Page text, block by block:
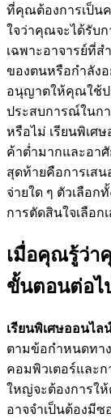
ที่คุณต้องการเป็น
ใจว่าคุณจะได้รับ
เฉพาะอาจารย์ที่
ของตนหรือกำลังอ
อนุญาตให้คุณใช้
ประสบการณ์ในก
หรือไม่ เรียนพิเศ
ค้าต่ำมากและอา
สุดท้ายคือการเส
จ่ายใด ๆ ตัวเลือก
การตัดสินใจเลือก
เมื่อคุณรู้ว่า
ขั้นตอนต่อไ
เรียนพิเศษออนไล
ตามข้อกำหนดทา
คอมพิวเตอร์และก
ใหญ่จะต้องการใ
อาจจำเป็นต้องมี